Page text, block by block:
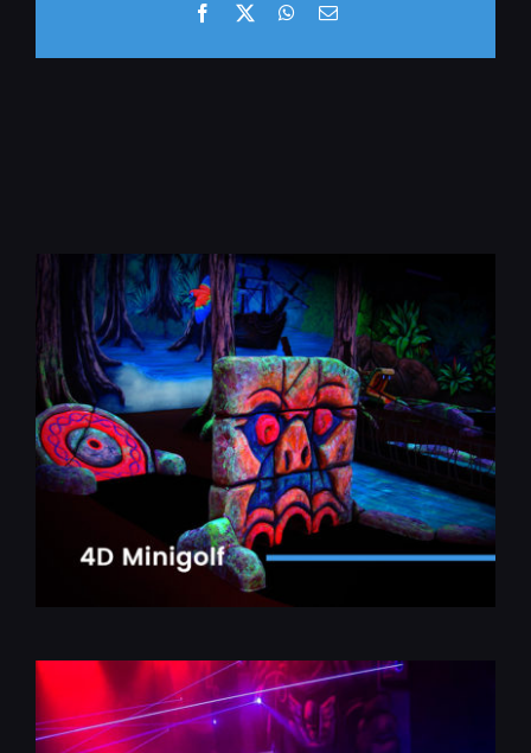
Facebook WhatsApp
E-